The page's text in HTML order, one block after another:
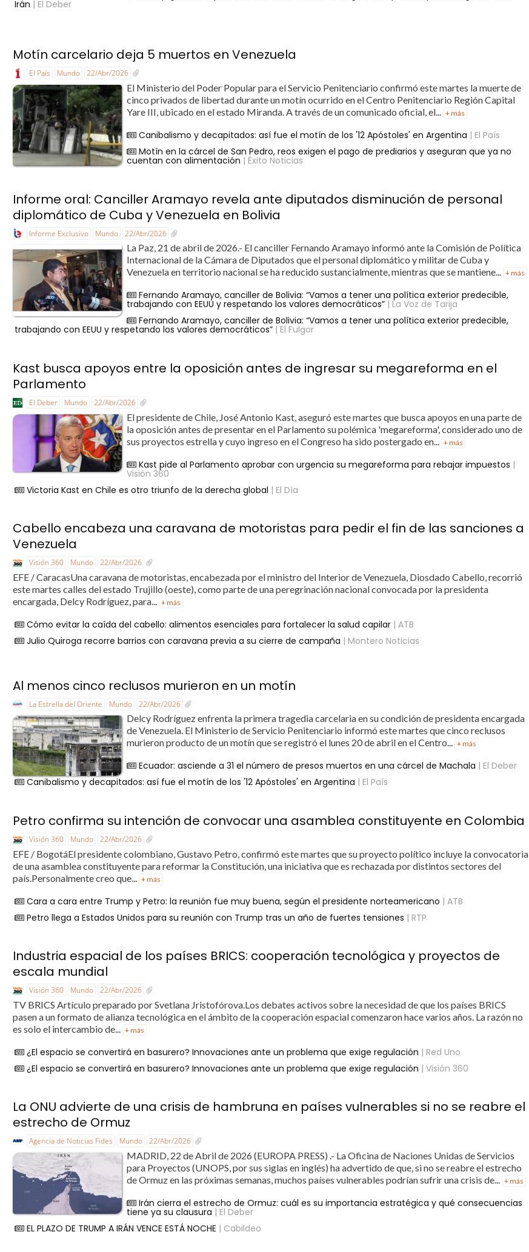
Irán | El Deber
Motín carcelario deja 5 muertos en Venezuela
El País Mundo 22/Abr/2026
El Ministerio del Poder Popular para el Servicio Penitenciario confirmó este martes la muerte de
cinco privados de libertad durante un motín ocurrido en el Centro Penitenciario Región Capital
Yare III, ubicado en el estado Miranda. A través de un comunicado oficial, el... + más
Canibalismo y decapitados: así fue el motín de los '12 Apóstoles' en Argentina | El País
Motín en la cárcel de San Pedro, reos exigen el pago de prediarios y aseguran que ya no
cuentan con alimentación | Éxito Noticias
Informe oral: Canciller Aramayo revela ante diputados disminución de personal
diplomático de Cuba y Venezuela en Bolivia
Informe Exclusivo Mundo 22/Abr/2026
La Paz, 21 de abril de 2026.- El canciller Fernando Aramayo informó ante la Comisión de Política
Internacional de la Cámara de Diputados que el personal diplomático y militar de Cuba y
Venezuela en territorio nacional se ha reducido sustancialmente, mientras que se mantiene... + más
Fernando Aramayo, canciller de Bolivia: “Vamos a tener una política exterior predecible,
trabajando con EEUU y respetando los valores democráticos” | La Voz de Tarija
Fernando Aramayo, canciller de Bolivia: “Vamos a tener una política exterior predecible,
trabajando con EEUU y respetando los valores democráticos” | El Fulgor
Kast busca apoyos entre la oposición antes de ingresar su megareforma en el
Parlamento
El Deber Mundo 22/Abr/2026
El presidente de Chile, José Antonio Kast, aseguró este martes que busca apoyos en una parte de
la oposición antes de presentar en el Parlamento su polémica 'megareforma', considerado uno de
sus proyectos estrella y cuyo ingreso en el Congreso ha sido postergado en...
+ más
Kast pide al Parlamento aprobar con urgencia su megareforma para rebajar impuestos |
Visión 360
Victoria Kast en Chile es otro triunfo de la derecha global | El Día
Cabello encabeza una caravana de motoristas para pedir el fin de las sanciones a
Venezuela
Visión 360 Mundo 22/Abr/2026
EFE / CaracasUna caravana de motoristas, encabezada por el ministro del Interior de Venezuela, Diosdado Cabello, recorrió
este martes calles del estado Trujillo (oeste), como parte de una peregrinación nacional convocada por la presidenta
encargada, Delcy Rodríguez, para... + más
Cómo evitar la caída del cabello: alimentos esenciales para fortalecer la salud capilar | ATB
Julio Quiroga recorre barrios con caravana previa a su cierre de campaña | Montero Noticias
Al menos cinco reclusos murieron en un motín
La Estrella del Oriente Mundo 22/Abr/2026
Delcy Rodríguez enfrenta la primera tragedia carcelaria en su condición de presidenta encargada
de Venezuela. El Ministerio de Servicio Penitenciario informó este martes que cinco reclusos
murieron producto de un motín que se registró el lunes 20 de abril en el Centro... + más
Ecuador: asciende a 31 el número de presos muertos en una cárcel de Machala | El Deber
Canibalismo y decapitados: así fue el motín de los '12 Apóstoles' en Argentina | El País
Petro confirma su intención de convocar una asamblea constituyente en Colombia
Visión 360 Mundo 22/Abr/2026
EFE / BogotáEl presidente colombiano, Gustavo Petro, confirmó este martes que su proyecto político incluye la convocatoria
de una asamblea constituyente para reformar la Constitución, una iniciativa que es rechazada por distintos sectores del
país.Personalmente creo que...
+ más
Cara a cara entre Trump y Petro: la reunión fue muy buena, según el presidente norteamericano | ATB
Petro llega a Estados Unidos para su reunión con Trump tras un año de fuertes tensiones | RTP
Industria espacial de los países BRICS: cooperación tecnológica y proyectos de
escala mundial
Visión 360 Mundo 22/Abr/2026
TV BRICS Artículo preparado por Svetlana Jristofórova.Los debates activos sobre la necesidad de que los países BRICS
pasen a un formato de alianza tecnológica en el ámbito de la cooperación espacial comenzaron hace varios años. La razón no
es solo el intercambio de... + más
¿El espacio se convertirá en basurero? Innovaciones ante un problema que exige regulación | Red Uno
¿El espacio se convertirá en basurero? Innovaciones ante un problema que exige regulación | Visión 360
La ONU advierte de una crisis de hambruna en países vulnerables si no se reabre el
estrecho de Ormuz
Agencia de Noticias Fides Mundo 22/Abr/2026
MADRID, 22 de Abril de 2026 (EUROPA PRESS) .- La Oficina de Naciones Unidas de Servicios
para Proyectos (UNOPS, por sus siglas en inglés) ha advertido de que, si no se reabre el estrecho
de Ormuz en las próximas semanas, muchos países vulnerables podrían sufrir una crisis de... + más
Irán cierra el estrecho de Ormuz: cuál es su importancia estratégica y qué consecuencias
tiene ya su clausura | El Deber
EL PLAZO DE TRUMP A IRÁN VENCE ESTÁ NOCHE | Cabildeo